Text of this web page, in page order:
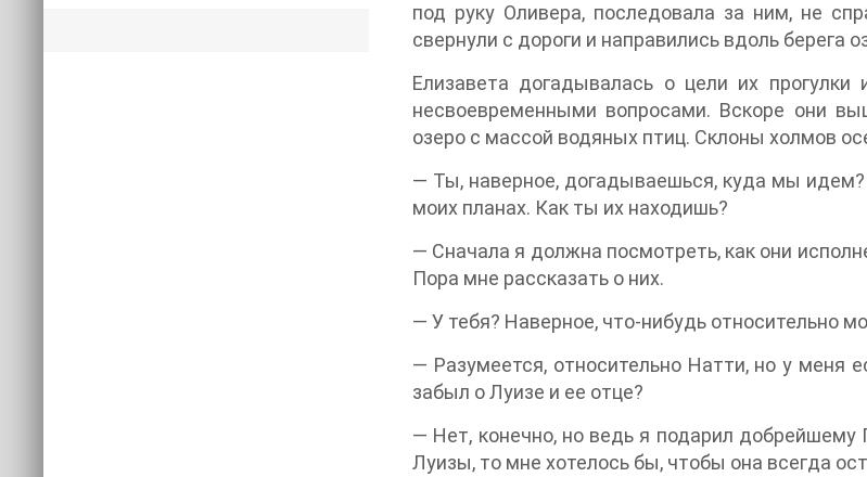
под руку Оливера, последовала за ним, не
свернули с дороги и направились вдоль берега
Елизавета догадывалась о цели их
несвоевременными вопросами. Вскоре они
озеро с массой водяных птиц. Склоны холмов
— Ты, наверное, догадываешься, куда мы
моих планах. Как ты их находишь?
— Сначала я должна посмотреть, как они
Пора мне рассказать о них.
— У тебя? Наверное, что-нибудь относительно
— Разумеется, относительно Натти, но у меня
забыл о Луизе и ее отце?
— Нет, конечно, но ведь я подарил добрейшему
Луизы, то мне хотелось бы, чтобы она всегда